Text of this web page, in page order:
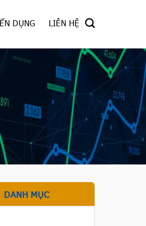
DỤNG LIÊN HỆ
DANH MỤC